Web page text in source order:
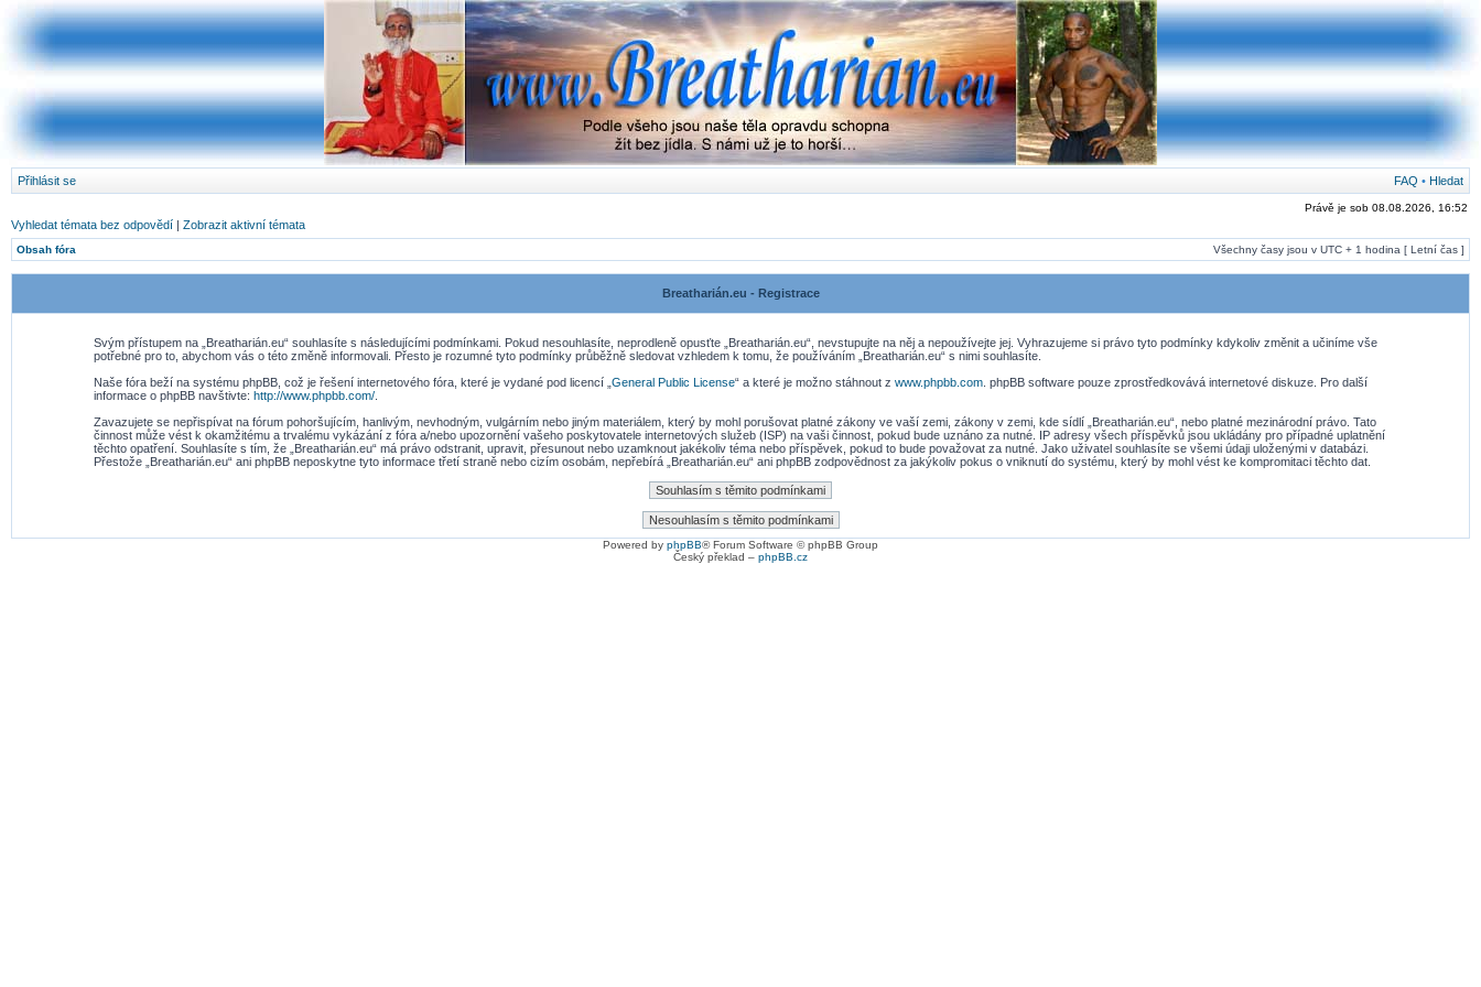
Přihlásit se FAQ • Hledat
Právě je sob 08.08.2026, 16:52
Vyhledat témata bez odpovědí | Zobrazit aktivní témata
Obsah fóra Všechny časy jsou v UTC + 1 hodina [ Letní čas ]
Breatharián.eu - Registrace
Svým přístupem na „Breatharián.eu“ souhlasíte s následujícími podmínkami. Pokud nesouhlasíte, neprodleně opusťte „Breatharián.eu“, nevstupujte na něj a nepoužívejte jej. Vyhrazujeme si právo tyto podmínky kdykoliv změnit a učiníme vše
potřebné pro to, abychom vás o této změně informovali. Přesto je rozumné tyto podmínky průběžně sledovat vzhledem k tomu, že používáním „Breatharián.eu“ s nimi souhlasíte.
Naše fóra beží na systému phpBB, což je řešení internetového fóra, které je vydané pod licencí „ General Public License“ a které je možno stáhnout z www.phpbb.com . phpBB software pouze zprostředkovává internetové diskuze. Pro další
informace o phpBB navštivte: http://www.phpbb.com/
Zavazujete se nepřispívat na fórum pohoršujícím, hanlivým, nevhodným, vulgárním nebo jiným materiálem, který by mohl porušovat platné zákony ve vaší zemi, zákony v zemi, kde sídlí „Breatharián.eu“, nebo platné mezinárodní právo. Tato
činnost může vést k okamžitému a trvalému vykázání z fóra a/nebo upozornění vašeho poskytovatele internetových služeb (ISP) na vaši činnost, pokud bude uznáno za nutné. IP adresy všech příspěvků jsou ukládány pro případné uplatnění
těchto opatření. Souhlasíte s tím, že „Breatharián.eu“ má právo odstranit, upravit, přesunout nebo uzamknout jakékoliv téma nebo příspěvek, pokud to bude považovat za nutné. Jako uživatel souhlasíte se všemi údaji uloženými v databázi.
Přestože „Breatharián.eu“ ani phpBB neposkytne tyto informace třetí straně nebo cizím osobám, nepřebírá „Breatharián.eu“ ani phpBB zodpovědnost za jakýkoliv pokus o vniknutí do systému, který by mohl vést ke kompromitaci těchto dat.
Powered by phpBB® Forum Software © phpBB Group
Český překlad – phpBB.cz